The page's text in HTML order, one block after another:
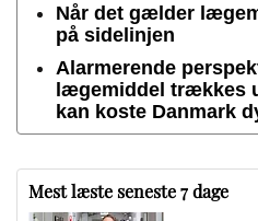
Når det gælder
på sidelinjen
Alarmerende
lægemiddel trækkes
kan koste Danmark
Mest læste seneste 7 dage